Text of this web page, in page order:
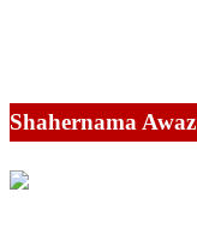
Shahernama Awaz